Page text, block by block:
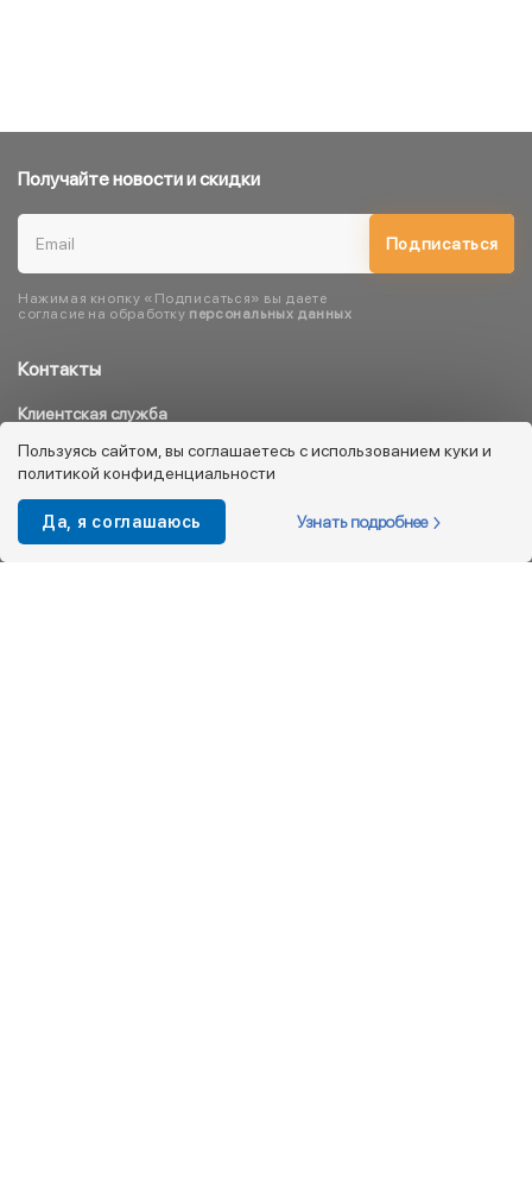
Контакты
Клиентская служба
8 800 333 08 45
info@kotofey.ru
Магазины в Москва (50)
Получайте новости и скидки
Подписаться
Нажимая кнопку «Подписаться» вы даете
согласие на обработку персональных данных
Пользуясь сайтом, вы соглашаетесь с использованием куки и
политикой конфиденциальности
Да, я соглашаюсь Узнать подробнее